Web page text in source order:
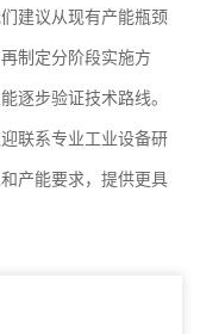
建议从现有产能瓶颈
制定分阶段实施方
逐步验证技术路线。
联系专业工业设备研
产能要求，提供更具